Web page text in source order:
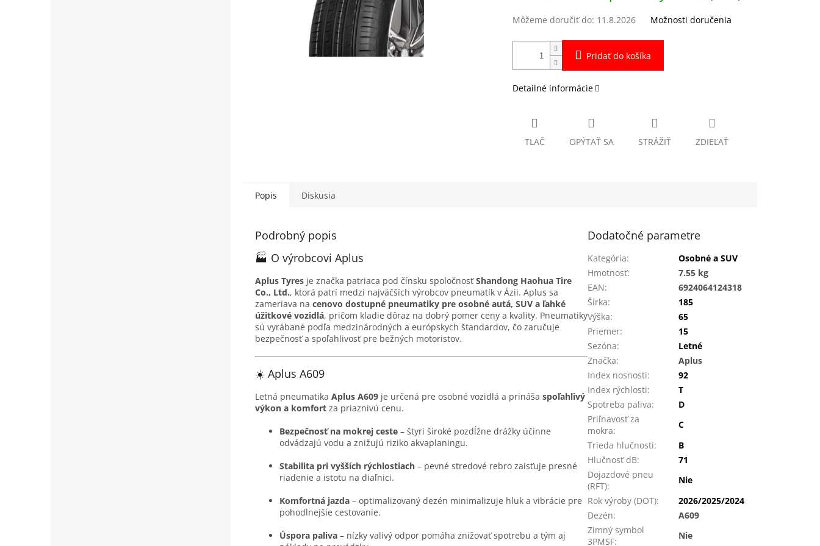
Môžeme doručiť do: 11.8.2026 Možnosti doručenia
Pridať do košíka
Detailné informácie
TLAČ OPÝTAŤ SA STRÁŽIŤ ZDIEĽAŤ
Popis Diskusia
Podrobný popis
🏭 O výrobcovi Aplus
Aplus Tyres je značka patriaca pod čínsku spoločnosťShandong Haohua Tire
Co., Ltd., ktorá patrí medzi najväčších výrobcov pneumatík v Ázii. Aplus sa
zameriava na cenovo dostupné pneumatiky pre osobné autá, SUV a ľahké
úžitkové vozidlá, pričom kladie dôraz na dobrý pomer ceny a kvality. Pneumatiky
sú vyrábané podľa medzinárodných a európskych štandardov, čo zaručuje
bezpečnosť a spoľahlivosť pre bežných motoristov.
☀️ Aplus A609
Letná pneumatika Aplus A609 je určená pre osobné vozidlá a prináša spoľahlivý
výkon a komfort za priaznivú cenu.
Bezpečnosť na mokrej ceste – štyri široké pozdĺžne drážky účinne
odvádzajú vodu a znižujú riziko akvaplaningu.
Stabilita pri vyšších rýchlostiach – pevné stredové rebro zaisťuje presné
riadenie a istotu na diaľnici.
Komfortná jazda – optimalizovaný dezén minimalizuje hluk a vibrácie pre
pohodlnejšie cestovanie.
Úspora paliva – nízky valivý odpor pomáha znižovať spotrebu a tým aj
Dodatočné parametre
Kategória:
Osobné a SUV
Hmotnosť:
7.55 kg
EAN:
6924064124318
Šírka:
185
Výška:
65
Priemer:
15
Sezóna:
Letné
Značka:
Aplus
Index nosnosti:
92
Index rýchlosti:
T
Spotreba paliva:
D
Priľnavosť za
mokra:
C
Trieda hlučnosti:
B
Hlučnosť dB:
71
Dojazdové pneu
(RFT):
Nie
Rok výroby (DOT):
2026/2025/2024
Dezén:
A609
Zimný symbol
3PMSF:
Nie